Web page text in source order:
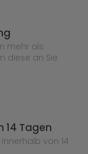
mehr als
diese an Sie
14 Tagen
von 14